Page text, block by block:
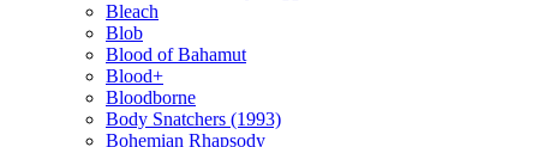
Bleach
Blob
Blood of Bahamut
Blood+
Bloodborne
Body Snatchers (1993)
Bohemian Rhapsody